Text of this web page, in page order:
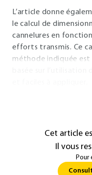
L’article donne
le calcul de
cannelures en
efforts transmis. Ce
méthode indiquée est
Cet article
Il vous
Pour